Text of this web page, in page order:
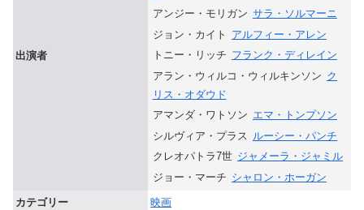
出演者
アンジー・モリガン サラ・ソルマーニ
ジョン・カイト
アルフィー・アレン
トニー・リッチ フランク・ディレイン
アラン・ウィルコ・ウィルキンソン ク
リス・オダウド
アマンダ・ワトソン エマ・トンプソン
シルヴィア・プラス
ルーシー・パンチ
クレオパトラ7世 ジャメーラ・ジャミル
ジョー・マーチ シャロン・ホーガン
カテゴリー
映画